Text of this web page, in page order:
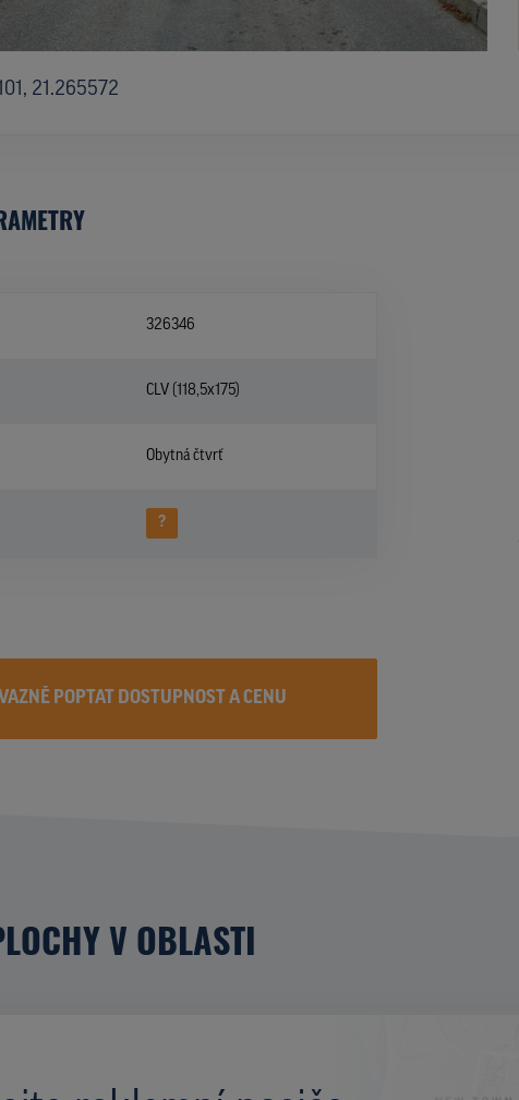
21.265572
326346
CLV (118,5x175)
Obytná čtvrť
?
POPTAT DOSTUPNOST A CENU
V OBLASTI